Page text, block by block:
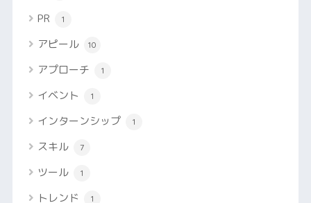
PR 1
アピール 10
アプローチ 1
イベント 1
インターンシップ 1
スキル 7
ツール 1
トレンド 1